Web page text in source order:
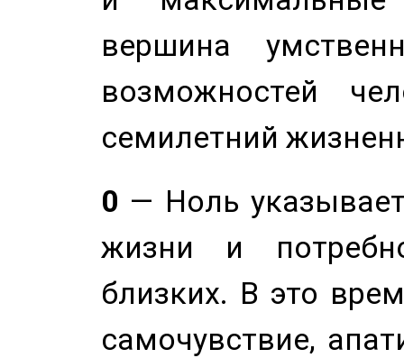
вершина
возможностей
семилетний
0 — Ноль
жизни и
близких. В это
самочувствие,